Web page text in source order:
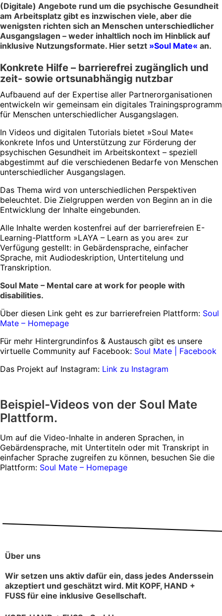
(Digitale) Angebote rund um die psychische Gesundheit
am Arbeitsplatz gibt es inzwischen viele, aber die
wenigsten richten sich an Menschen unterschiedlicher
Ausgangslagen – weder inhaltlich noch im Hinblick auf
inklusive Nutzungsformate. Hier setzt »Soul Mate« an.
Konkrete Hilfe – barrierefrei zugänglich und
zeit- sowie ortsunabhängig nutzbar
Aufbauend auf der Expertise aller Partnerorganisationen
entwickeln wir gemeinsam ein digitales Trainingsprogramm
für Menschen unterschiedlicher Ausgangslagen.
In Videos und digitalen Tutorials bietet »Soul Mate«
konkrete Infos und Unterstützung zur Förderung der
psychischen Gesundheit im Arbeitskontext – speziell
abgestimmt auf die verschiedenen Bedarfe von Menschen
unterschiedlicher Ausgangslagen.
Das Thema wird von unterschiedlichen Perspektiven
beleuchtet. Die Zielgruppen werden von Beginn an in die
Entwicklung der Inhalte eingebunden.
Alle Inhalte werden kostenfrei auf der barrierefreien E-
Learning-Plattform »LAYA – Learn as you are« zur
Verfügung gestellt: in Gebärdensprache, einfacher
Sprache, mit Audiodeskription, Untertitelung und
Transkription.
Soul Mate – Mental care at work for people with
disabilities.
Über diesen Link geht es zur barrierefreien Plattform: Soul
Mate – Homepage
Für mehr Hintergrundinfos & Austausch gibt es unsere
virtuelle Community auf Facebook: Soul Mate | Facebook
Das Projekt auf Instagram: Link zu Instagram
Beispiel-Videos von der Soul Mate
Plattform.
Um auf die Video-Inhalte in anderen Sprachen, in
Gebärdensprache, mit Untertiteln oder mit Transkript in
einfacher Sprache zugreifen zu können, besuchen Sie die
Plattform: Soul Mate – Homepage
Über uns
Wir setzen uns aktiv dafür ein, dass jedes Anderssein
akzeptiert und geschätzt wird. Mit KOPF, HAND +
FUSS für eine inklusive Gesellschaft.